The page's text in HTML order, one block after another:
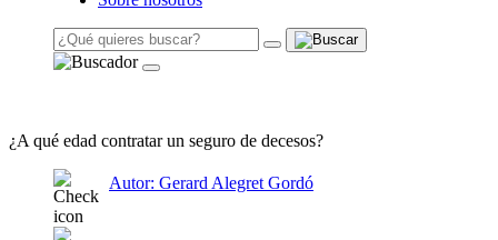
¿A qué edad contratar un seguro de decesos?
Autor: Gerard Alegret Gordó